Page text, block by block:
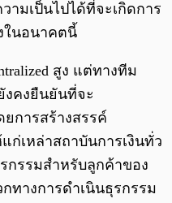
ามเป็นไปได้ที่จะเกิดการ
ในอนาคตนี้
สูง แต่ทางทีม
งคงยืนยันที่จะ
การสร้างสรรค์
เหล่าสถาบันการเงินทั่ว
กรรมสำหรับลูกค้าของ
ทางการดำเนินธุรกรรม